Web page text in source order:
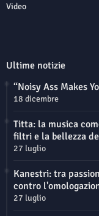
Video
Ultime notizie
“Noisy Ass Makes
18 dicembre
Titta: la musica
filtri e la bellezza
27 luglio
Kanestri: tra
contro
27 luglio